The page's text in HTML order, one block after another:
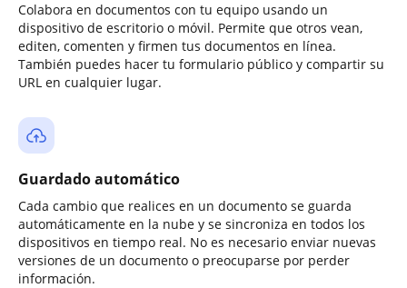
Colabora en documentos con tu equipo usando un
dispositivo de escritorio o móvil. Permite que otros vean,
editen, comenten y firmen tus documentos en línea.
También puedes hacer tu formulario público y compartir su
URL en cualquier lugar.
Guardado automático
Cada cambio que realices en un documento se guarda
automáticamente en la nube y se sincroniza en todos los
dispositivos en tiempo real. No es necesario enviar nuevas
versiones de un documento o preocuparse por perder
información.